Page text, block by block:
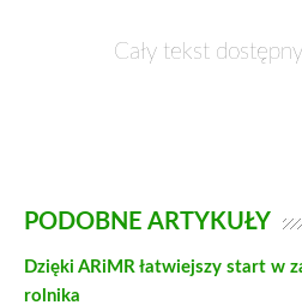
Cały tekst
PODOBNE ARTYKUŁY
Dzięki ARiMR łatwiejszy start w
rolnika